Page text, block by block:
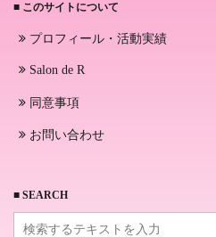
■ このサイトについて
プロフィール・活動実績
Salon de R
同意事項
お問い合わせ
■ SEARCH